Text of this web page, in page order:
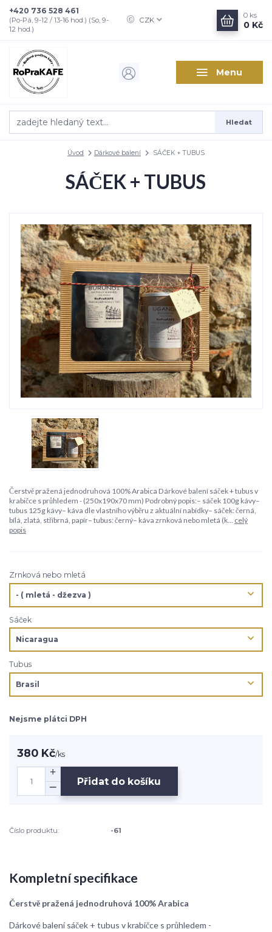
Menu
CZK
Hledat
+420 736 528 461
(Po-Pá, 9-12 / 13-16 hod.) (So, 9-
12 hod.)
0 ks
0 Kč
Úvod Dárkové balení SÁČEK + TUBUS
SÁČEK + TUBUS
Čerstvě pražená jednodruhová 100% Arabica Dárkové balení sáček + tubus v
krabičce s průhledem - (250x190x70 mm) Podrobný popis:– sáček 100g kávy–
tubus 125g kávy– káva dle vlastního výběru z aktuální nabídky– sáček: černá,
bílá, zlatá, stříbrná, papír– tubus: černý– káva zrnková nebo mletá (k... celý
popis
Zrnková nebo mletá
Sáček
Tubus
Nejsme plátci DPH
380 Kč/ks
Přidat do košíku
Číslo produktu: -61
Kompletní specifikace
Čerstvě pražená jednodruhová 100% Arabica
Dárkové balení sáček + tubus v krabičce s průhledem -